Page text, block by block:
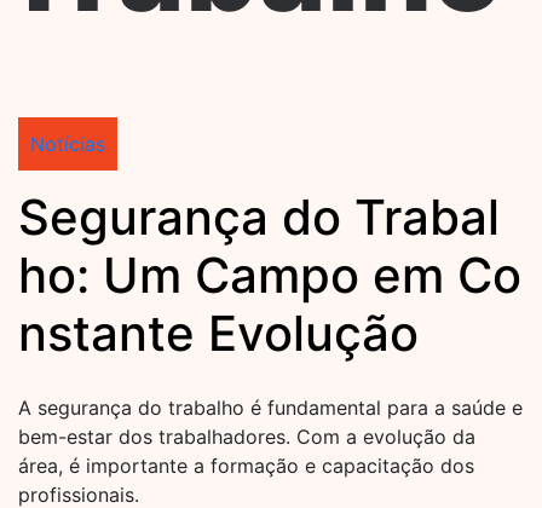
Notícias
Segurança do Trabal
ho: Um Campo em Co
nstante Evolução
A segurança do trabalho é fundamental para a saúde e
bem-estar dos trabalhadores. Com a evolução da
área, é importante a formação e capacitação dos
profissionais.